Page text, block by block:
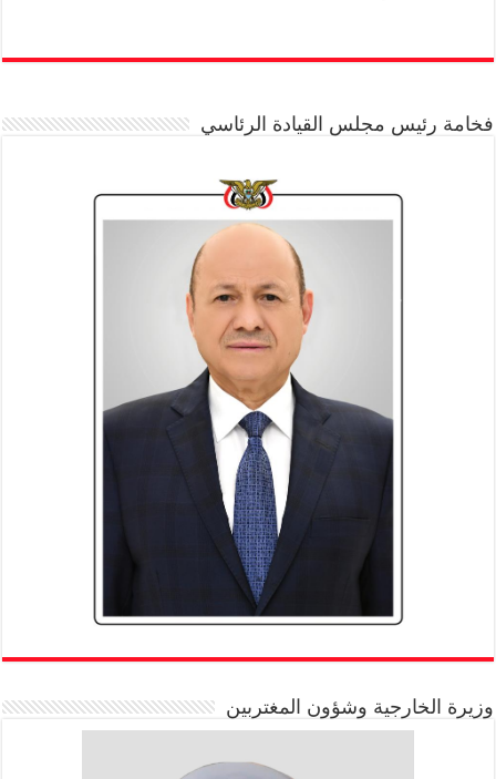
فخامة رئيس مجلس القيادة الرئاسي
وزيرة الخارجية وشؤون المغتربين